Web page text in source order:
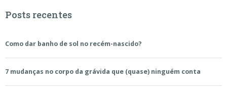
Posts recentes
Como dar banho de sol no recém-nascido?
7 mudanças no corpo da grávida que (quase) ninguém conta